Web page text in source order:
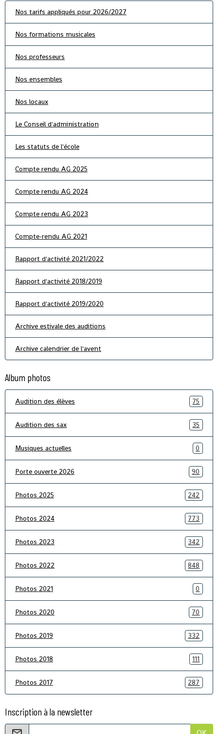
Nos tarifs appliqués pour 2026/2027
Nos formations musicales
Nos professeurs
Nos ensembles
Nos locaux
Le Conseil d'administration
Les statuts de l'école
Compte rendu AG 2025
Compte rendu AG 2024
Compte rendu AG 2023
Compte-rendu AG 2021
Rapport d'activité 2021/2022
Rapport d'activité 2018/2019
Rapport d'activité 2019/2020
Archive estivale des auditions
Archive calendrier de l'avent
Album photos
Audition des élèves 75
Audition des sax 35
Musiques actuelles 0
Porte ouverte 2026 90
Photos 2025 242
Photos 2024 773
Photos 2023 342
Photos 2022 848
Photos 2021 0
Photos 2020 70
Photos 2019 332
Photos 2018 111
Photos 2017 287
Inscription à la newsletter